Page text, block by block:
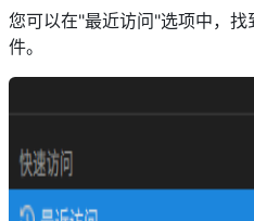
您可以在"最近访问"选项中，
件。